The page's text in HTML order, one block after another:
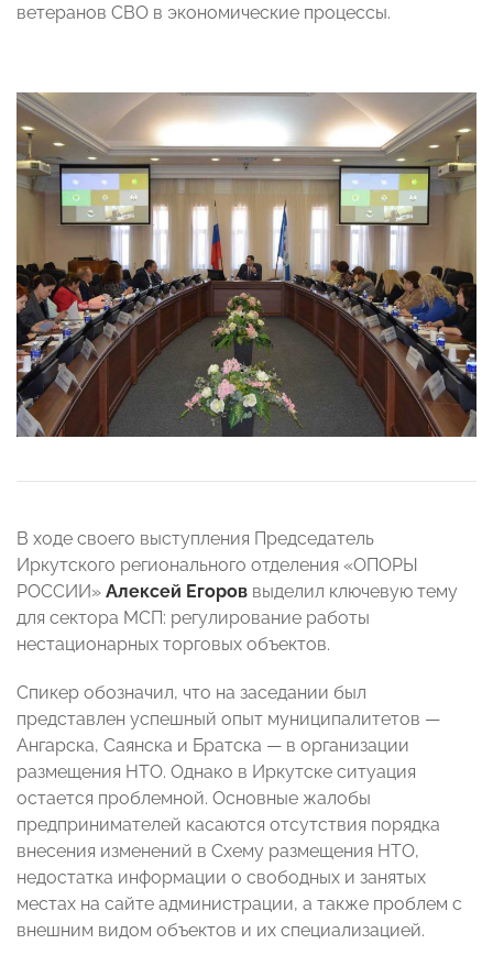
ветеранов СВО в экономические процессы.
В ходе своего выступления Председатель
Иркутского регионального отделения «ОПОРЫ
РОССИИ» Алексей Егоров выделил ключевую тему
для сектора МСП: регулирование работы
нестационарных торговых объектов.
Спикер обозначил, что на заседании был
представлен успешный опыт муниципалитетов —
Ангарска, Саянска и Братска — в организации
размещения НТО. Однако в Иркутске ситуация
остается проблемной. Основные жалобы
предпринимателей касаются отсутствия порядка
внесения изменений в Схему размещения НТО,
недостатка информации о свободных и занятых
местах на сайте администрации, а также проблем с
внешним видом объектов и их специализацией.